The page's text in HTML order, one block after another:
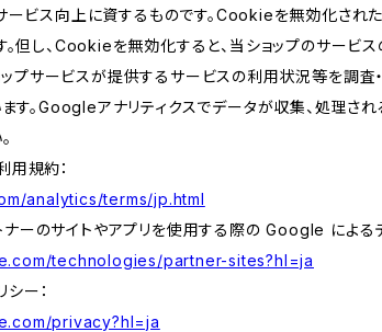
ービス向上に資するものです。Cookieを無効化され
但し、Cookieを無効化すると、当ショップのサービ
ョップサービスが提供するサービスの利用状況等を
す。Googleアナリティクスでデータが収集、処理
用規約：
analytics/terms/jp.html
ーのサイトやアプリを使用する際の Google による
technologies/partner-sites?hl=ja
ー：
privacy?hl=ja